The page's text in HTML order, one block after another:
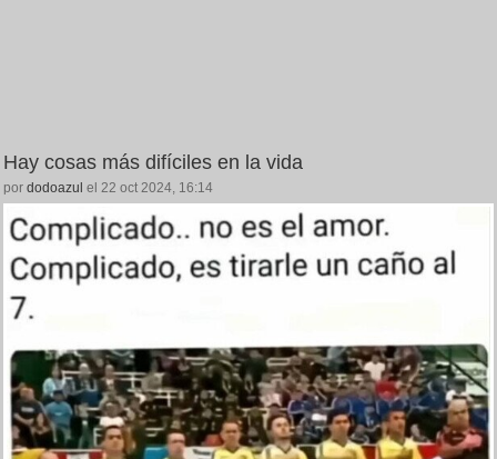
Hay cosas más difíciles en la vida
por dodoazul el 22 oct 2024, 16:14